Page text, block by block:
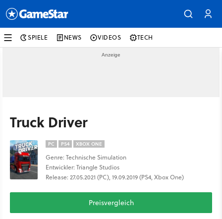
SPIELE NEWS VIDEOS TECH
Truck Driver
PC PS4 XBOX ONE
Genre: Technische Simulation
Entwickler: Triangle Studios
Release: 27.05.2021 (PC), 19.09.2019 (PS4, Xbox One)
Preisvergleich